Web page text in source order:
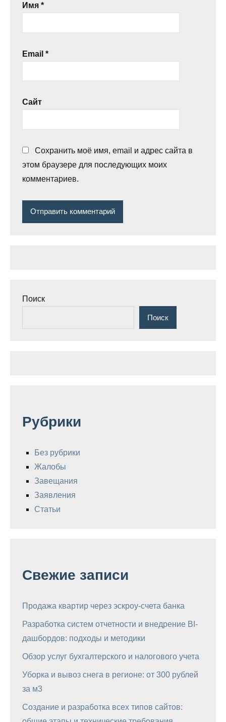
Имя *
Email *
Сайт
Сохранить моё имя, email и адрес сайта в
этом браузере для последующих моих
комментариев.
Поиск
Поиск
Рубрики
Без рубрики
Жалобы
Завещания
Заявления
Статьи
Свежие записи
Продажа квартир через эскроу-счета банка
Разработка систем отчетности и внедрение BI-
дашбордов: подходы и методики
Обзор услуг бухгалтерского и налогового учета
Уборка и вывоз снега в регионе: от 300 рублей
за м3
Создание и разработка всех типов сайтов: